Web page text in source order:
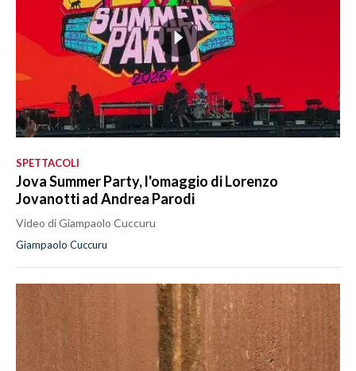
SPETTACOLI
Jova Summer Party, l'omaggio di Lorenzo
Jovanotti ad Andrea Parodi
Video di Giampaolo Cuccuru
Giampaolo Cuccuru